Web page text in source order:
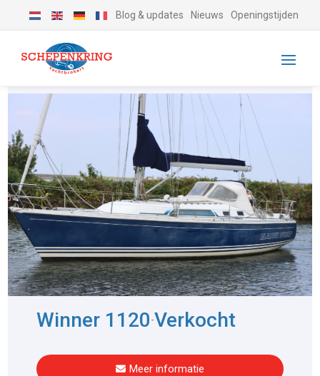
Blog & updates Nieuws Openingstijden
Winner 1120-Verkocht
Meer informatie